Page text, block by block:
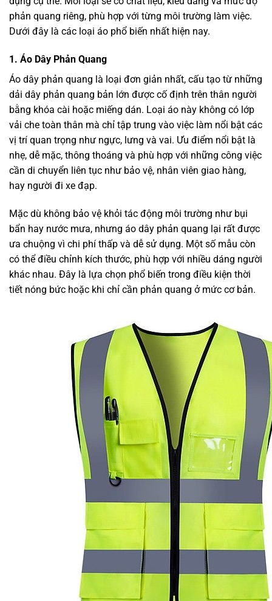
phản quang riêng, phù hợp với từng môi trường làm việc.
Dưới đây là các loại áo phổ biến nhất hiện nay.
1. Áo Dây Phản Quang
Áo dây phản quang là loại đơn giản nhất, cấu tạo từ những
dải dây phản quang bản lớn được cố định trên thân người
bằng khóa cài hoặc miếng dán. Loại áo này không có lớp
vải che toàn thân mà chỉ tập trung vào việc làm nổi bật các
vị trí quan trọng như ngực, lưng và vai. Ưu điểm nổi bật là
nhẹ, dễ mặc, thông thoáng và phù hợp với những công việc
cần di chuyển liên tục như bảo vệ, nhân viên giao hàng,
hay người đi xe đạp.
Mặc dù không bảo vệ khỏi tác động môi trường như bụi
bẩn hay nước mưa, nhưng áo dây phản quang lại rất được
ưa chuộng vì chi phí thấp và dễ sử dụng. Một số mẫu còn
có thể điều chỉnh kích thước, phù hợp với nhiều dáng người
khác nhau. Đây là lựa chọn phổ biến trong điều kiện thời
tiết nóng bức hoặc khi chỉ cần phản quang ở mức cơ bản.